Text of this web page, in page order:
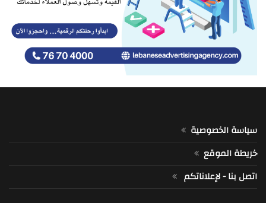
سياسة الخصوصية
خريطة الموقع
اتصل بنا - لإعلاناتكم